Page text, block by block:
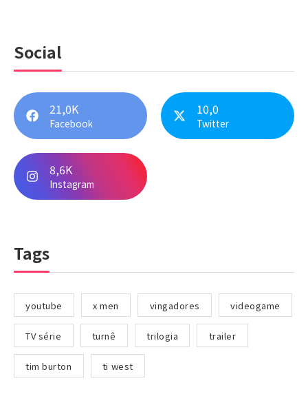
Social
21,0K
Facebook
10,0
Twitter
8,6K
Instagram
Tags
youtube x men vingadores videogame
TV série turnê trilogia trailer
tim burton ti west